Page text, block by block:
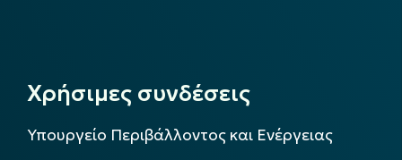
Χρήσιμες συνδέσεις
Υπουργείο Περιβάλλοντος και Ενέργειας